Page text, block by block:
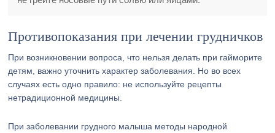
Противопоказания при лечении грудничков
При возникновении вопроса, что нельзя делать при гайморите
детям, важно уточнить характер заболевания. Но во всех
случаях есть одно правило: не используйте рецепты
нетрадиционной медицины.
При заболевании грудного малыша методы народной